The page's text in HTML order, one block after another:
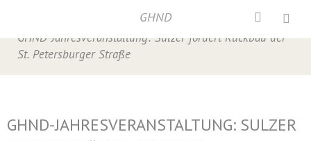
Presse 2026, Veranstaltungen
GHND-Jahresveranstaltung: Sulzer fordert Rückbau der
St. Petersburger Straße
GHND-JAHRESVERANSTALTUNG: SULZER
GHND